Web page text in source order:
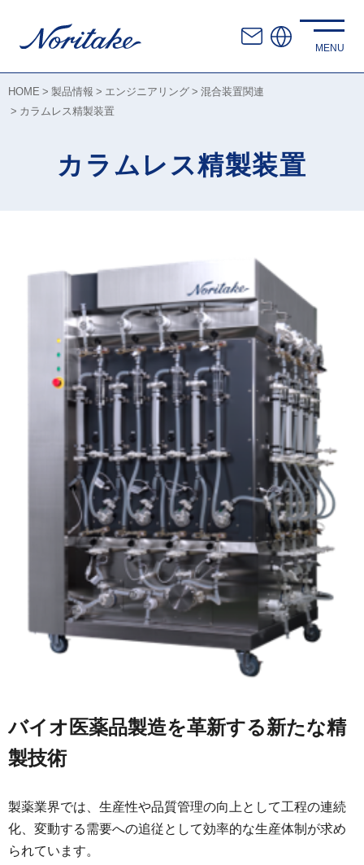
HOME 製品情報 エンジニアリング
混合装置関連
カラムレス精製装置
カラムレス精製装置
バイオ医薬品製造を革新する新たな精
製技術
製薬業界では、生産性や品質管理の向上として工程の連続
化、変動する需要への追従として効率的な生産体制が求め
られています。